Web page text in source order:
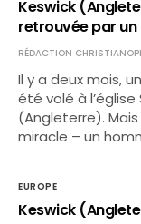
Keswick
retrouvée par un
RÉDACTION
Il y a deux mois,
été volé à
(Angleterre).
miracle – un
EUROPE
Keswick